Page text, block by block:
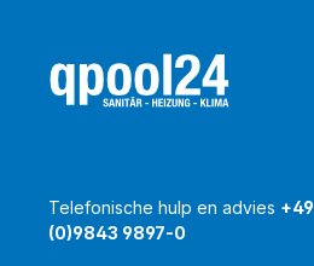
Telefonische hulp en advies +49
(0)9843 9897-0